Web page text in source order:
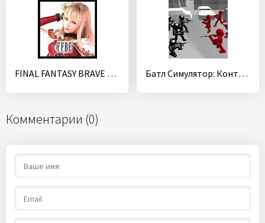
FINAL FANTASY BRAVE EXVIUS Батл Симулятор: Контр Стикмен
Комментарии (0)